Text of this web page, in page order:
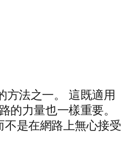
方法之一。 這既適用
的力量也一樣重要。
不是在網路上無心接受